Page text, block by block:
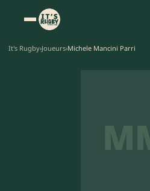
It's Rugby›Joueurs›Michele Mancini Parri